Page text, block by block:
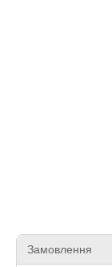
Замовлення